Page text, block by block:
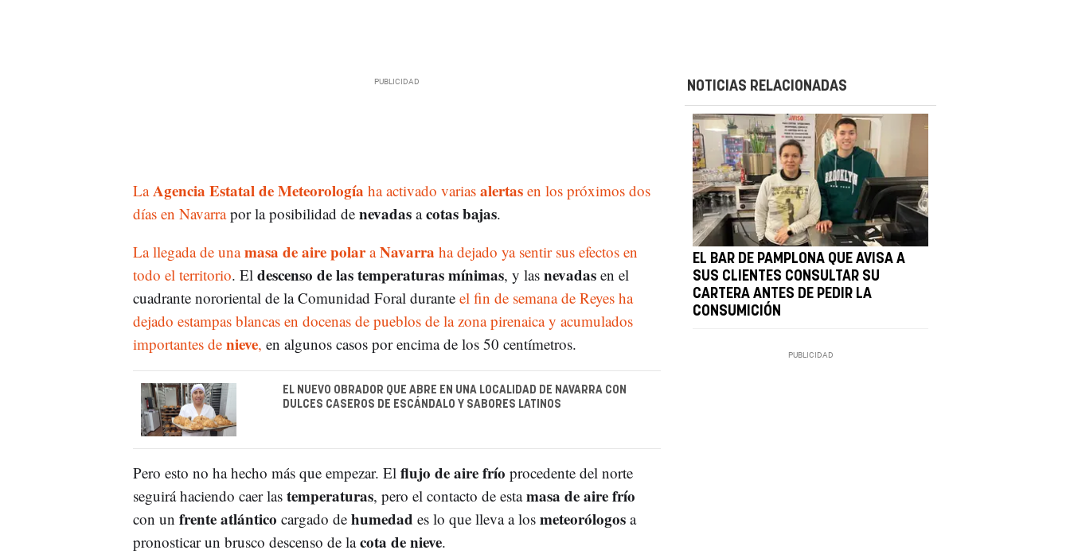
LaAgencia Estatal de Meteorología ha activado varias alertas en los próximos dos
días en Navarrapor la posibilidad de nevadas acotas bajas.
La llegada de unamasa de aire polaraNavarra ha dejado ya sentir sus efectos en
todo el territorio. El descenso de las temperaturas mínimas, y las nevadas en el
cuadrante nororiental de la Comunidad Foral durante el fin de semana de Reyes ha
dejado estampas blancas en docenas de pueblos de la zona pirenaica y acumulados
importantes de nieve, en algunos casos por encima de los 50 centímetros.
EL NUEVO OBRADOR QUE ABRE EN UNA LOCALIDAD DE NAVARRA CON
DULCES CASEROS DE ESCÁNDALO Y SABORES LATINOS
Pero esto no ha hecho más que empezar. Elflujo de aire frío procedente del norte
seguirá haciendo caer las temperaturas, pero el contacto de estamasa de aire frío
con un frente atlántico cargado de humedad es lo que lleva a los meteorólogos a
pronosticar un brusco descenso de lacota de nieve.
NOTICIAS RELACIONADAS
EL BAR DE PAMPLONA QUE AVISA A
SUS CLIENTES CONSULTAR SU
CARTERA ANTES DE PEDIR LA
CONSUMICIÓN